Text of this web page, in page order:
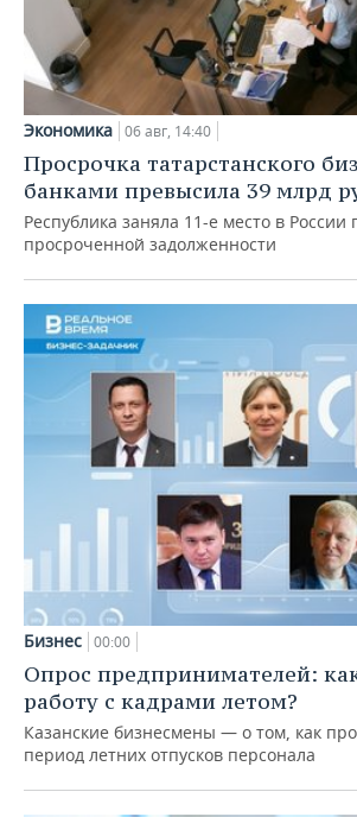
Экономика 06 авг, 14:40
Просрочка татарстанского
банками превысила 39 млрд
Республика заняла 11-е место в России
просроченной задолженности
Бизнес 00:00
Опрос предпринимателей:
работу с кадрами летом?
Казанские бизнесмены — о том, как
период летних отпусков персонала